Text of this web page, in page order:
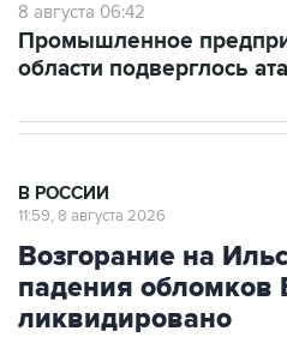
8 августа 06:42
Промышленное
области подверглось
В РОССИИ
11:59, 8 августа 2026
Возгорание на
падения
ликвидировано